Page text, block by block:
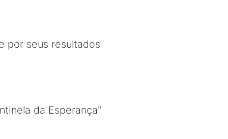
por seus resultados
da Esperança"